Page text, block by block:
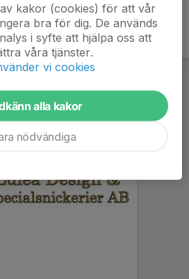
kakor (cookies) för att vår
bra för dig. De används
i syfte att hjälpa oss att
våra tjänster.
vi cookies
alla kakor
nödvändiga